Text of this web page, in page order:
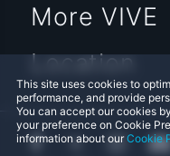
This site uses cookies to
performance, and provide
You can accept our cookies
your preference on Cookie
information about ourCookie
More VIVE
Location